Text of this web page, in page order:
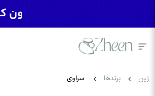
ژین برندها سراوی